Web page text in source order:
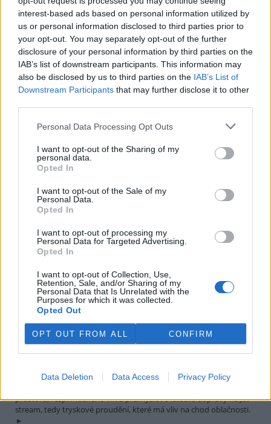
interest-based ads based on personal information utilized by
us or personal information disclosed to third parties prior to
your opt-out. You may separately opt-out of the further
disclosure of your personal information by third parties on the
IAB’s list of downstream participants. This information may
also be disclosed by us to third parties on the IAB’s List of
Downstream Participants that may further disclose it to other
Personal Data Processing Opt Outs
I want to opt-out of the Sharing of my
personal data.
Opted In
I want to opt-out of the Sale of my
Personal Data.
Opted In
I want to opt-out of processing my
Personal Data for Targeted Advertising.
Opted In
I want to opt-out of Collection, Use,
Retention, Sale, and/or Sharing of my
Personal Data that Is Unrelated with the
Purposes for which it was collected.
Opted Out
OPT OUT FROM ALL CONFIRM
Data Deletion Data Access Privacy Policy
2028–2034 a o podobě společné zemědělské politiky po roce 2027
promítla požadavek na zachování samostatného a účelově
chráněného financování zemědělství, lesnictví a rozvoje venkova.
Dopis byl adresován předsedovi vlády, ministryni financí,
ministrovi zemědělství, Úřadu vlády a Stálému zastoupení České
republiky při Evropské unii.
Karel Valenta: Ochlaďme nemocnice místo výstavby
větrníků
3.7.2026
Diskuse: 133
dostal až do krajské
neděli v době vrcholících vlny
veder odhodlal navštívit. Jelikož nemám v autě klimatizaci, vydal
jsem se na návštěvu vlakem.
Karel Zvářal: Mokřadníci zamokřují – lokálně.
Vysoušeči odvodňují, vysušují a rozpalují – globálně
Diskuse: 430
Rozdíly v rychlosti oteplování v
různých částech světa
tak je, a proč to není
rovnoměrné, tak jak je více
méně stejnoměrně rozptýlen „problémový“ skleníkový plyn, často
diskutovaný CO2. Dnes už víme, že kromě vlivu skleníkových
oteplování planety podílí lidstvo intenzivní exploatací zemského
prostoru, resp. možného vlivu průmyslové letecké dopravy na Jet-
stream, tedy tryskové proudění, které má vliv na chod oblačnosti.